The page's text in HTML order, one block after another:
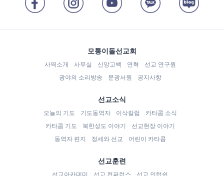
모퉁이돌선교회
사역소개 사무실 신앙고백 연혁
선교 연구원
광야의 소리방송
문광서원 공지사항
선교소식
오늘의 기도 기도동역자 이삭칼럼
카타콤 소식
카타콤 기도
북한성도 이야기
선교현장 이야기
동역자 편지
정세와 선교 어린이 카타콤
선교훈련
선교아카데미 선교 컨퍼런스 선교 인턴쉽